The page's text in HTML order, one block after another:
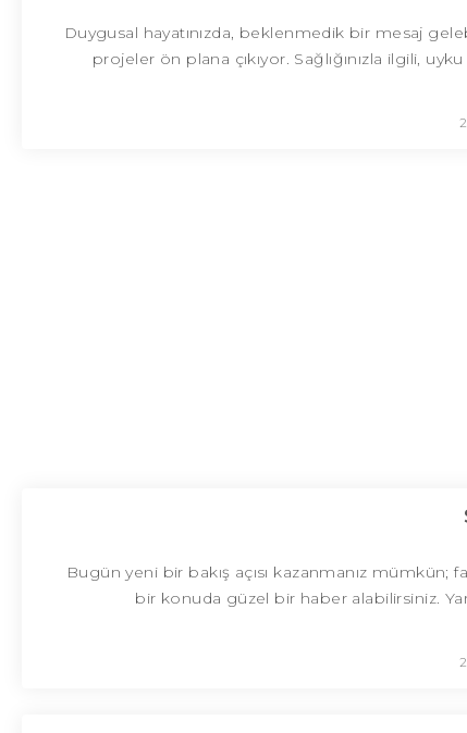
Duygusal hayatınızda, beklenmedik bir mesaj
projeler ön plana çıkıyor. Sağlığınızla ilgili,
Bugün yeni bir bakış açısı kazanmanız mümkün;
bir konuda güzel bir haber alabilirsiniz.